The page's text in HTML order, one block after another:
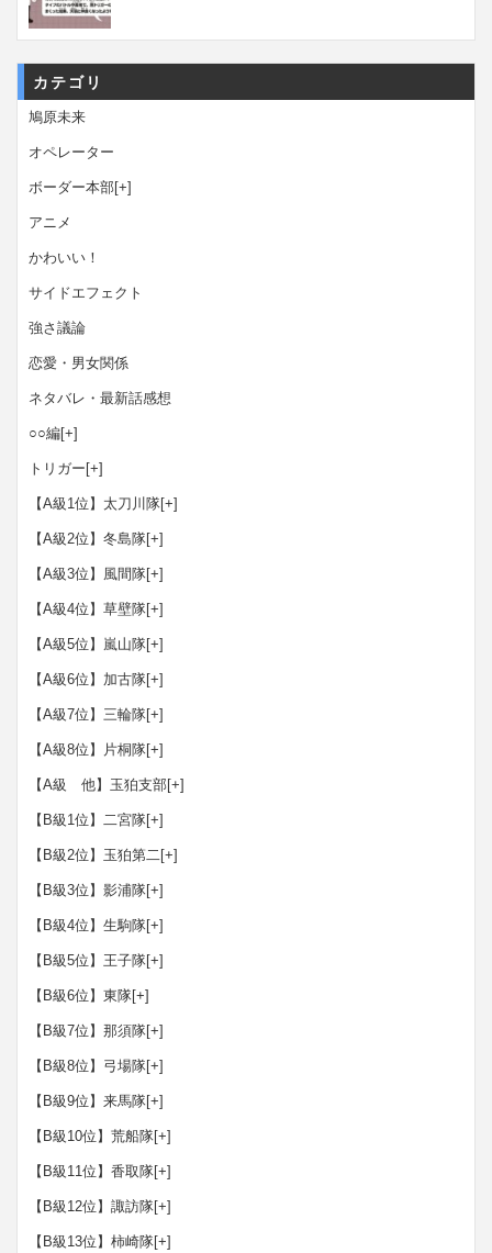
カテゴリ
鳩原未来
オペレーター
ボーダー本部[+]
アニメ
かわいい！
サイドエフェクト
強さ議論
恋愛・男女関係
ネタバレ・最新話感想
○○編[+]
トリガー [+]
【A級1位】太刀川隊[+]
【A級2位】冬島隊[+]
【A級3位】風間隊[+]
【A級4位】草壁隊[+]
【A級5位】嵐山隊[+]
【A級6位】加古隊[+]
【A級7位】三輪隊[+]
【A級8位】片桐隊[+]
【A級 他】玉狛支部[+]
【B級1位】二宮隊[+]
【B級2位】玉狛第二[+]
【B級3位】影浦隊[+]
【B級4位】生駒隊[+]
【B級5位】王子隊[+]
【B級6位】東隊[+]
【B級7位】那須隊[+]
【B級8位】弓場隊[+]
【B級9位】来馬隊[+]
【B級10位】荒船隊[+]
【B級11位】香取隊[+]
【B級12位】諏訪隊[+]
【B級13位】柿崎隊[+]